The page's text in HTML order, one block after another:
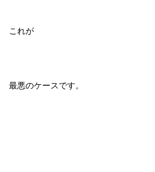
これが
最悪のケースです。